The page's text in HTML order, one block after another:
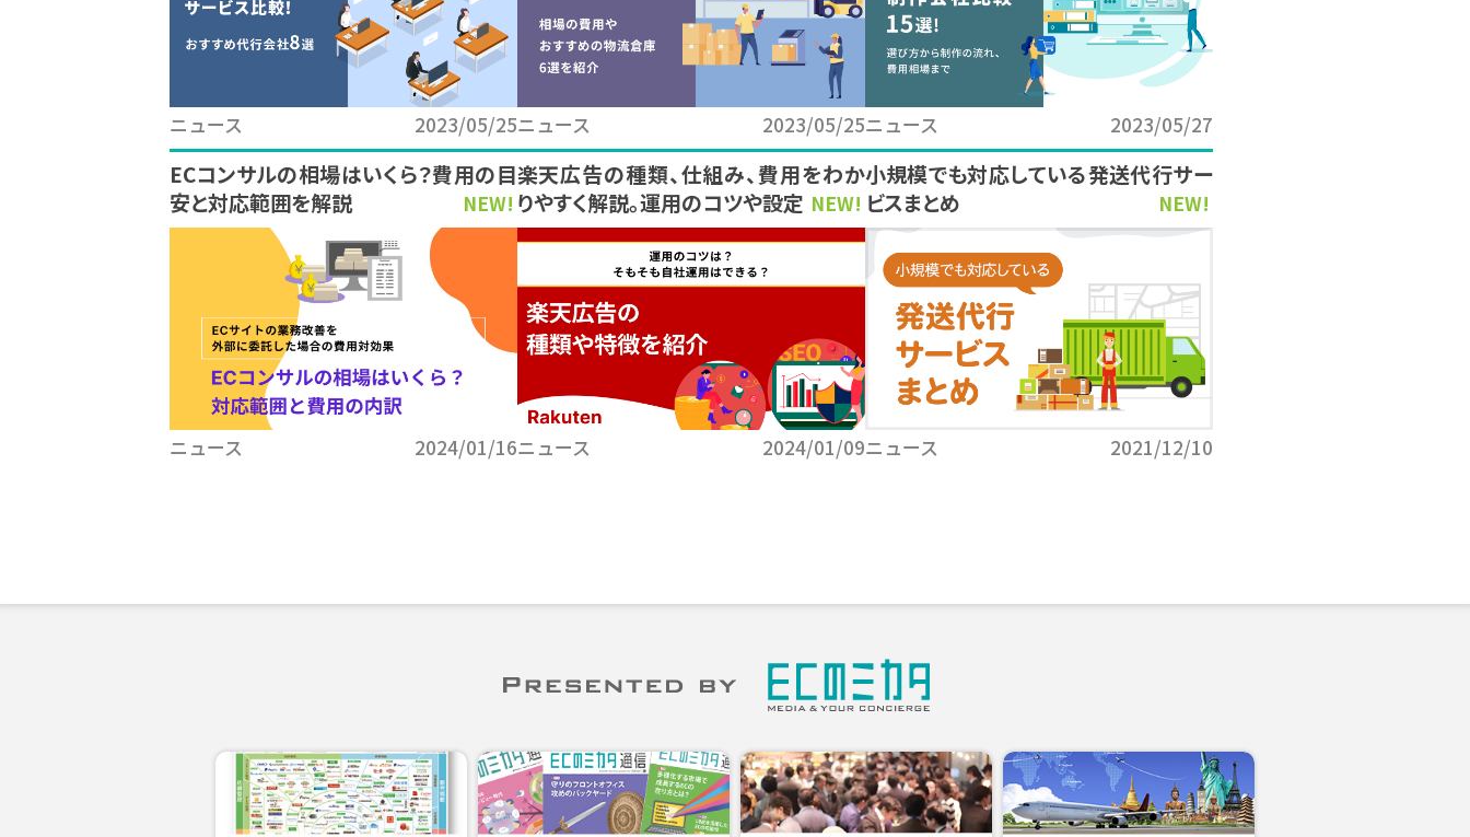
ニュース 2023/05/25ニュース 2023/05/25ニュース 2023/05/27
ECコンサルの相場はいくら？費用の目
安と対応範囲を解説
NEW!
ニュース 2024/01/16
楽天広告の種類、仕組み、費用をわか
りやすく解説。運用のコツや設定方法も
NEW!
ニュース 2024/01/09
小規模でも対応している発送代行サー
ビスまとめ
NEW!
ニュース 2021/12/10